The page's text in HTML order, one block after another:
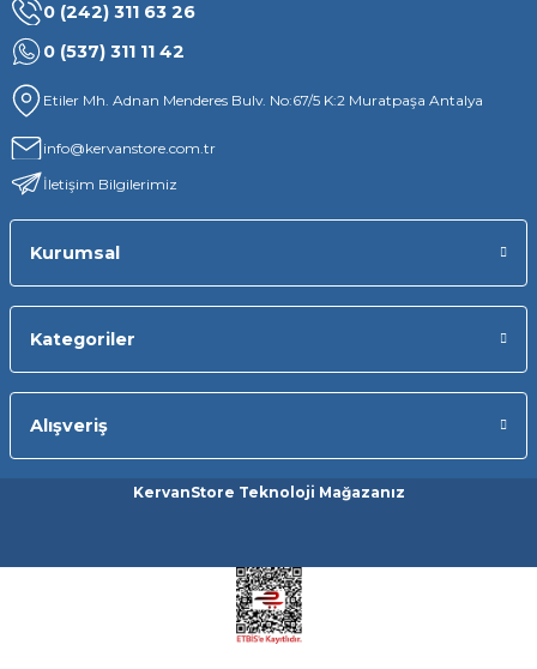
0 (242) 311 63 26
0 (537) 311 11 42
Etiler Mh. Adnan Menderes Bulv. No:67/5 K:2 Muratpaşa Antalya
info@kervanstore.com.tr
İletişim Bilgilerimiz
Kurumsal
Kategoriler
Alışveriş
KervanStore Teknoloji Mağazanız